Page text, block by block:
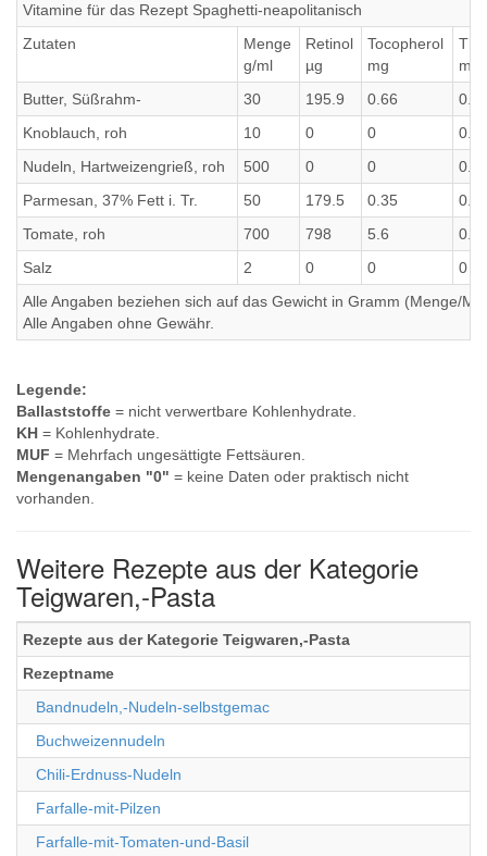
Vitamine für das Rezept Spaghetti-neapolitanisch
Zutaten
Menge
g/ml
Retinol
µg
Tocopherol
mg
mg
Butter, Süßrahm-
30 195.9 0.66
Knoblauch, roh
10 0 0
Nudeln, Hartweizengrieß, roh
500 0 0
Parmesan, 37% Fett i. Tr.
50 179.5 0.35
Tomate, roh
700 798 5.6
Salz
2 0 0
0
Alle Angaben beziehen sich auf das Gewicht in Gramm (Menge/
Alle Angaben ohne Gewähr.
Legende:
Ballaststoffe = nicht verwertbare Kohlenhydrate.
KH = Kohlenhydrate.
MUF = Mehrfach ungesättigte Fettsäuren.
Mengenangaben "0" = keine Daten oder praktisch nicht
vorhanden.
Weitere Rezepte aus der Kategorie
Teigwaren,-Pasta
Rezepte aus der Kategorie Teigwaren,-Pasta
Rezeptname
Bandnudeln,-Nudeln-selbstgemac
Buchweizennudeln
Chili-Erdnuss-Nudeln
Farfalle-mit-Pilzen
Farfalle-mit-Tomaten-und-Basil